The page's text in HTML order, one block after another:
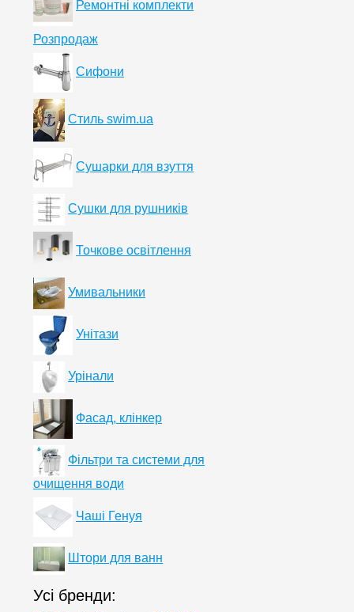
Ремонтні комплекти
Розпродаж
Сифони
Стиль swim.ua
Сушарки для взуття
Сушки для рушників
Точкове освітлення
Умивальники
Унітази
Урінали
Фасад, клінкер
Фільтри та системи для
очищення води
Чаші Генуя
Штори для ванн
Усі бренди: